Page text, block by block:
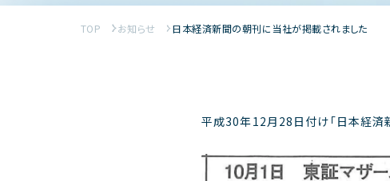
TOP お知らせ 日本経済新聞の朝刊に当社が掲載されました
平成30年12月28日付け「日本経